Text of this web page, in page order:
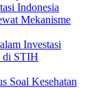
Indonesia
Mekanisme
Investasi
di STIH
Soal Kesehatan